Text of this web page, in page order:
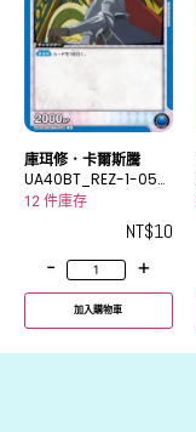
庫珥修．卡爾斯騰
UA40BT_REZ-1-056
U
12 件庫存
NT$10
-
+
加入購物車